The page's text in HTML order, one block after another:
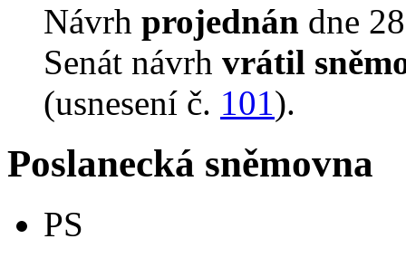
Návrh projednán dne
Senát návrh vrátil
(usnesení č. 101).
Poslanecká sněmovna
PS